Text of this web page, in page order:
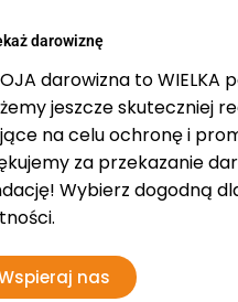
darowiznę
darowizna to WIELKA
jeszcze skuteczniej
na celu ochronę i
za przekazanie
Wybierz dogodną
nas